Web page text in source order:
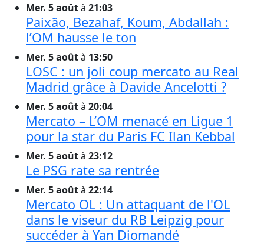
Mer. 5 aoûtà 21:03
Paixão, Bezahaf, Koum, Abdallah :
l’OM hausse le ton
Mer. 5 aoûtà 13:50
LOSC : un joli coup mercato au Real
Madrid grâce à Davide Ancelotti ?
Mer. 5 aoûtà 20:04
Mercato – L’OM menacé en Ligue 1
pour la star du Paris FC Ilan Kebbal
Mer. 5 aoûtà 23:12
Le PSG rate sa rentrée
Mer. 5 aoûtà 22:14
Mercato OL : Un attaquant de l'OL
dans le viseur du RB Leipzig pour
succéder à Yan Diomandé